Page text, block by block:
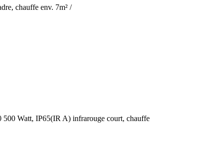
chauffe env. 7m² /
Watt, IP65(IR A) infrarouge court, chauffe